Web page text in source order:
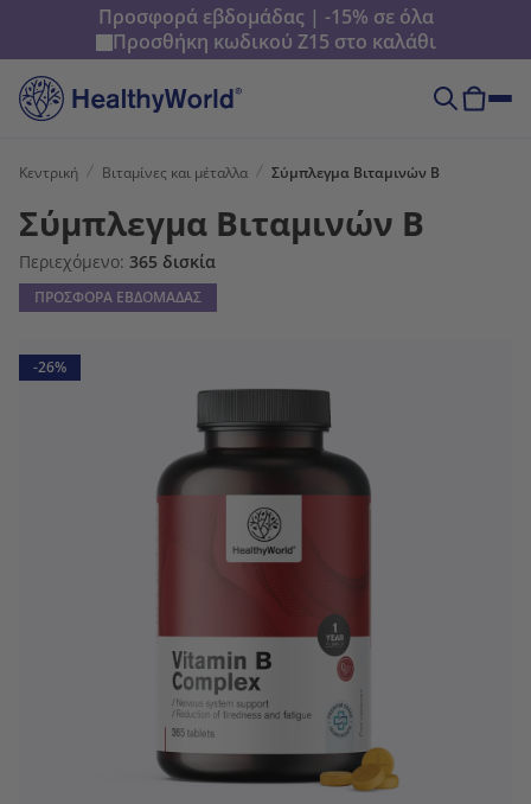
Προσφορά εβδομάδας | -15% σε όλα
Προσθήκη κωδικού Z15 στο καλάθι
Κεντρική Βιταμίνες και μέταλλα Σύμπλεγμα Βιταμινών Β
Σύμπλεγμα Βιταμινών Β
Περιεχόμενο: 365 δισκία
ΠΡΟΣΦΟΡΑ ΕΒΔΟΜΑΔΑΣ
-26%